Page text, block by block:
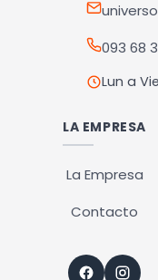
093 68
Lun a
LA EMPRESA
La Empresa
Contacto